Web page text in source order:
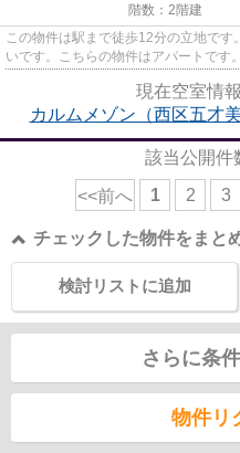
階数：2階建
この物件は駅まで徒歩12分の立地で
いです。こちらの物件はアパートです
現在空室情
カルムメゾン（西区五才
該当公開件
<<前へ 1 2 3
チェックした物件をまと
検討リストに追加
さらに条
物件リ